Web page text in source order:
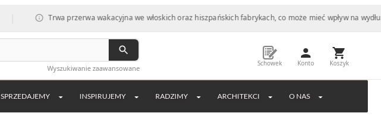
Trwa przerwa wakacyjna we włoskich oraz hiszpańskich fabrykach, co może mieć wpływ na wydłużony
Wyszukiwanie zaawansowane
Schowek Konto Koszyk
SPRZEDAJEMY INSPIRUJEMY RADZIMY ARCHITEKCI O NAS